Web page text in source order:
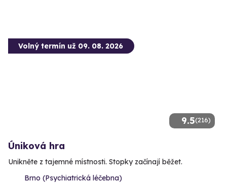
9.5(216)
Volný termín už 09. 08. 2026
Úniková hra
Unikněte z tajemné místnosti. Stopky začínají běžet.
Brno (Psychiatrická léčebna)